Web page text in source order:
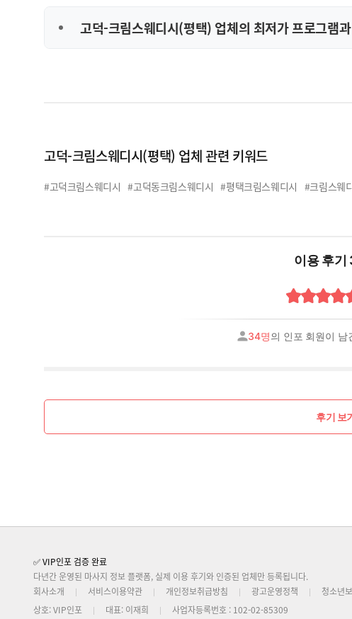
고덕-크림스웨디시(평택) 업체의 최저가 프로그램
고덕-크림스웨디시(평택) 업체 관련 키워드
#고덕크림스웨디시 #고덕동크림스웨디시 #평택크림스웨디시 #크림스웨
이용 후기
34명의 인포 회원이 남
후기 보
✅ VIP인포 검증 완료
다년간 운영된 마사지 정보 플랫폼, 실제 이용 후기와 인증된 업체만 등록됩니다.
회사소개
서비스이용약관 개인정보취급방침 광고운영정책
청소년
상호: VIP인포
대표: 이재희
사업자등록번호 : 102-02-85309